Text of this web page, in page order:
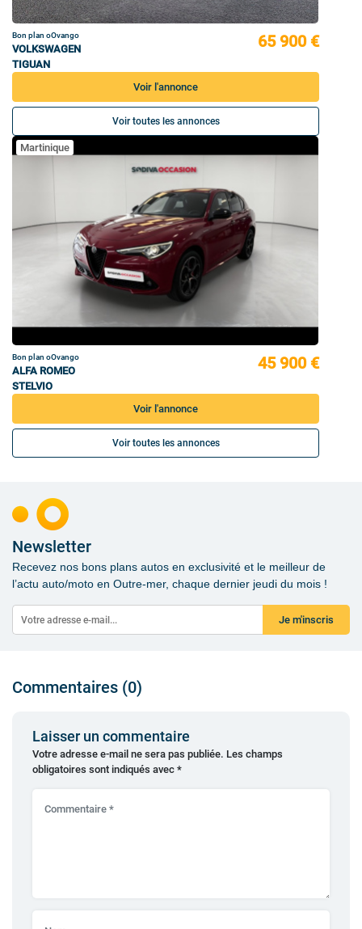
Bon plan oOvango
VOLKSWAGEN
TIGUAN
65 900 €
Voir l'annonce
Voir toutes les annonces
Martinique
Bon plan oOvango
ALFA ROMEO
STELVIO
45 900 €
Voir l'annonce
Voir toutes les annonces
Newsletter
Recevez nos bons plans autos en exclusivité et le meilleur de
l’actu auto/moto en Outre-mer, chaque dernier jeudi du mois !
Je m'inscris
Commentaires (0)
Laisser un commentaire
Votre adresse e-mail ne sera pas publiée. Les champs
obligatoires sont indiqués avec *